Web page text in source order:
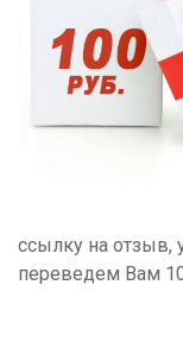
ссылку на отзыв,
переведем Вам